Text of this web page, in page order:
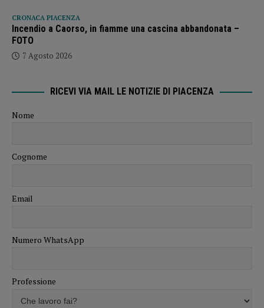
CRONACA PIACENZA
Incendio a Caorso, in fiamme una cascina abbandonata –
FOTO
7 Agosto 2026
RICEVI VIA MAIL LE NOTIZIE DI PIACENZA
Nome
Cognome
Email
Numero WhatsApp
Professione